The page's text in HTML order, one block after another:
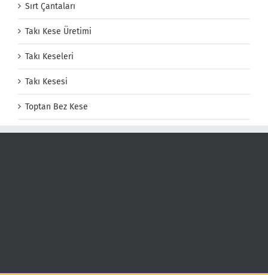
Sırt Çantaları
Takı Kese Üretimi
Takı Keseleri
Takı Kesesi
Toptan Bez Kese